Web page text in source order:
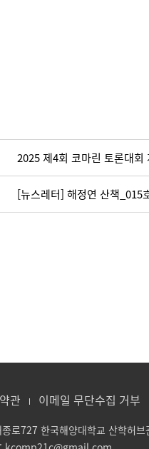
2025 제4회 코마린 토론대회
[뉴스레터] 해정연 산책_015
관 이메일 무단수집 거부
로727 한국해양대학교 산학허